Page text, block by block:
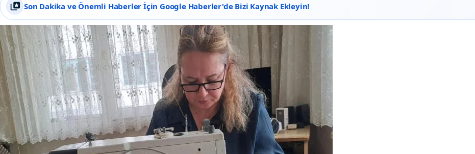
Son Dakika ve Önemli Haberler İçin Google Haberler'de Bizi Kaynak Ekleyin!